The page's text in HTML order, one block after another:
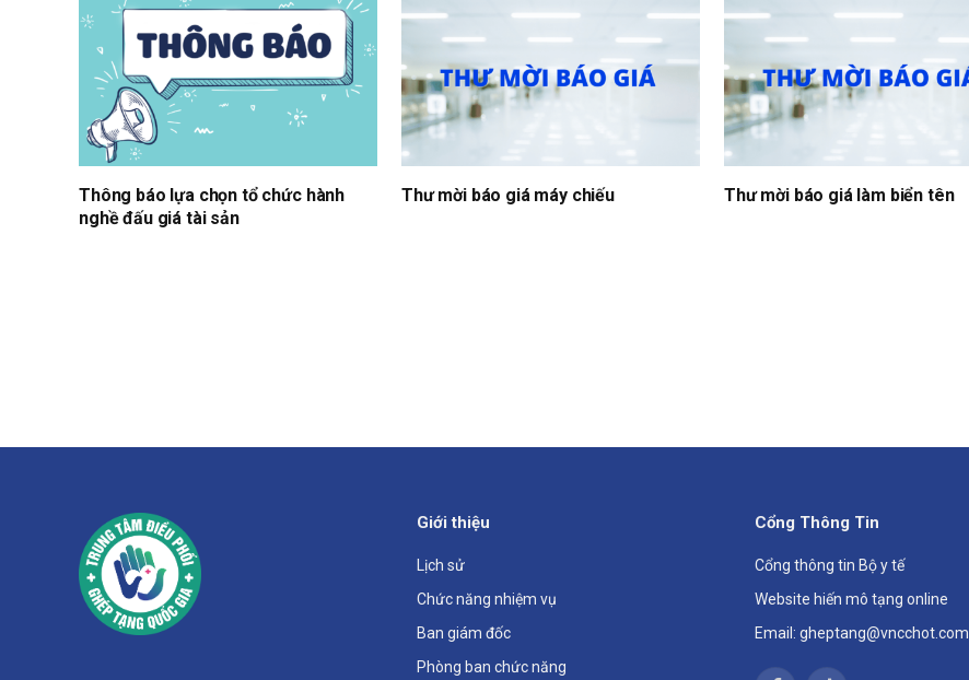
Thông báo lựa chọn tổ chức hành
nghề đấu giá tài sản
Thư mời báo giá máy chiếu Thư mời báo giá làm biển tên
Giới thiệu
Lịch sử
Chức năng nhiệm vụ
Ban giám đốc
Phòng ban chức năng
Cổng Thông Tin
Cổng thông tin Bộ y tế
Website hiến mô tạng online
Email: gheptang@vncchot.com